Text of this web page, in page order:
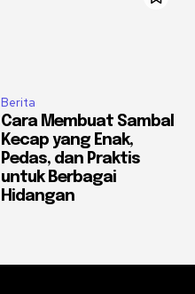
Berita
Cara Membuat Sambal
Kecap yang Enak,
Pedas, dan Praktis
untuk Berbagai
Hidangan